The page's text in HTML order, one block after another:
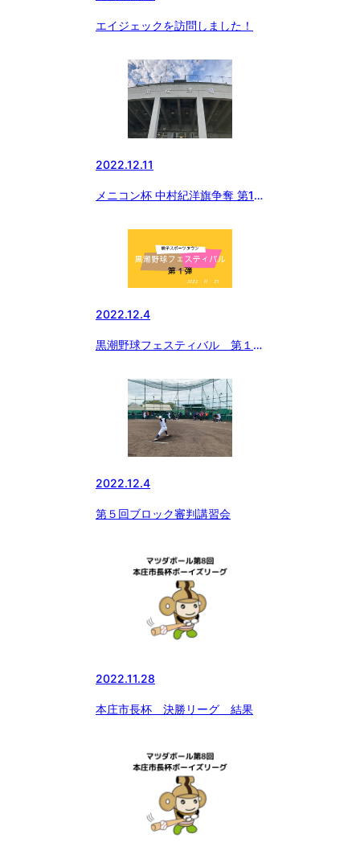
エイジェックを訪問しました！
2022.12.11
メニコン杯 中村紀洋旗争奪 第1
2022.12.4
黒潮野球フェスティバル 第１
2022.12.4
第５回ブロック審判講習会
2022.11.28
本庄市長杯 決勝リーグ 結果